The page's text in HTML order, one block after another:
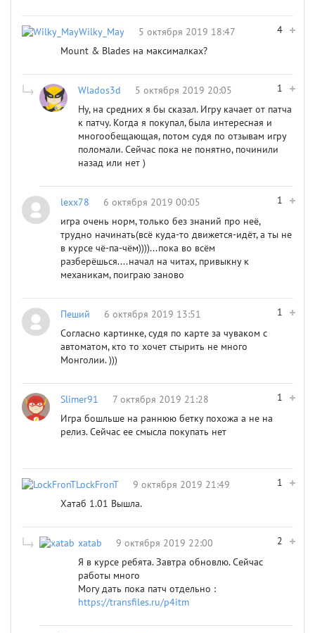
4
Wilky_May
5 октября 2019 18:47
Mount & Blades на максималках?
1
Wlados3d
5 октября 2019 20:05
Ну, на средних я бы сказал. Игру качает от патча
к патчу. Когда я покупал, была интересная и
многообещающая, потом судя по отзывам игру
поломали. Сейчас пока не понятно, починили
назад или нет )
1
lexx78
6 октября 2019 00:05
игра очень норм, только без знаний про неё,
трудно начинать(всё куда-то движется-идёт, а ты не
в курсе чё-па-чём))))...пока во всём
разберёшься....начал на читах, привыкну к
механикам, поиграю заново
1
Пеший
6 октября 2019 13:51
Согласно картинке, судя по карте за чуваком с
автоматом, кто то хочет стырить не много
Монголии. )))
1
Slimer91
7 октября 2019 21:28
Игра бошльше на раннюю бетку похожа а не на
релиз. Сейчас ее смысла покупать нет
1
LockFronT
9 октября 2019 21:49
Хатаб 1.01 Вышла.
2
xatab
9 октября 2019 22:00
Я в курсе ребята. Завтра обновлю. Сейчас
работы много
Могу дать пока патч отдельно : ​
https://transfiles.ru/p4itm